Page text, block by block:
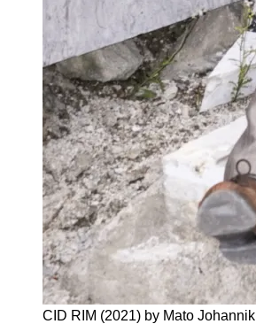
CID RIM (2021) by Mato Johannik